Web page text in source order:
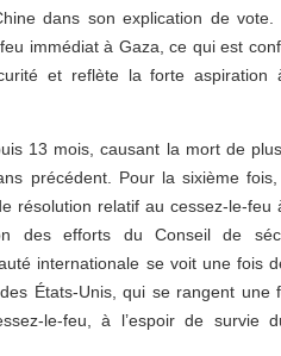
dans son explication de
immédiat à Gaza, ce qui est
et reflète la forte
13 mois, causant la mort de
précédent. Pour la sixième
résolution relatif au cessez-le-
des efforts du Conseil de
internationale se voit une fois
États-Unis, qui se rangent une
le-feu, à l’espoir de survie